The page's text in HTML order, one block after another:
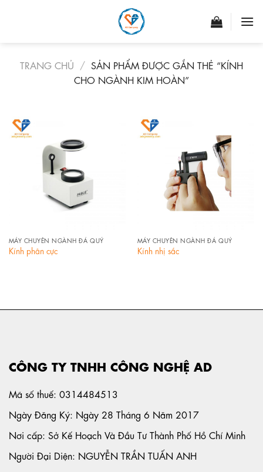
TRANG CHỦ / SẢN PHẨM ĐƯỢC GẮN THẺ “KÍNH
CHO NGÀNH KIM HOÀN”
MÁY CHUYÊN NGÀNH ĐÁ QUÝ
Kính phân cực
MÁY CHUYÊN NGÀNH ĐÁ QUÝ
Kính nhị sắc
CÔNG TY TNHH CÔNG NGHỆ AD
Mã số thuế: 0314484513
Ngày Đăng Ký: Ngày 28 Tháng 6 Năm 2017
Nơi cấp: Sở Kế Hoạch Và Đầu Tư Thành Phố Hồ Chí Minh
Người Đại Diện: NGUYỄN TRẦN TUẤN ANH